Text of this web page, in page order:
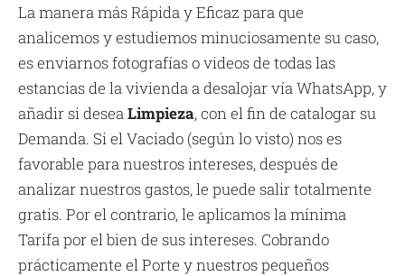
La manera más Rápida y Eficaz para que
analicemos y estudiemos minuciosamente su caso,
es enviarnos fotografías o videos de todas las
estancias de la vivienda a desalojar vía WhatsApp, y
añadir si deseaLimpieza, con el fin de catalogar su
Demanda. Si el Vaciado (según lo visto) nos es
favorable para nuestros intereses, después de
analizar nuestros gastos, le puede salir totalmente
gratis. Por el contrario, le aplicamos la mínima
Tarifa por el bien de sus intereses. Cobrando
prácticamente el Porte y nuestros pequeños